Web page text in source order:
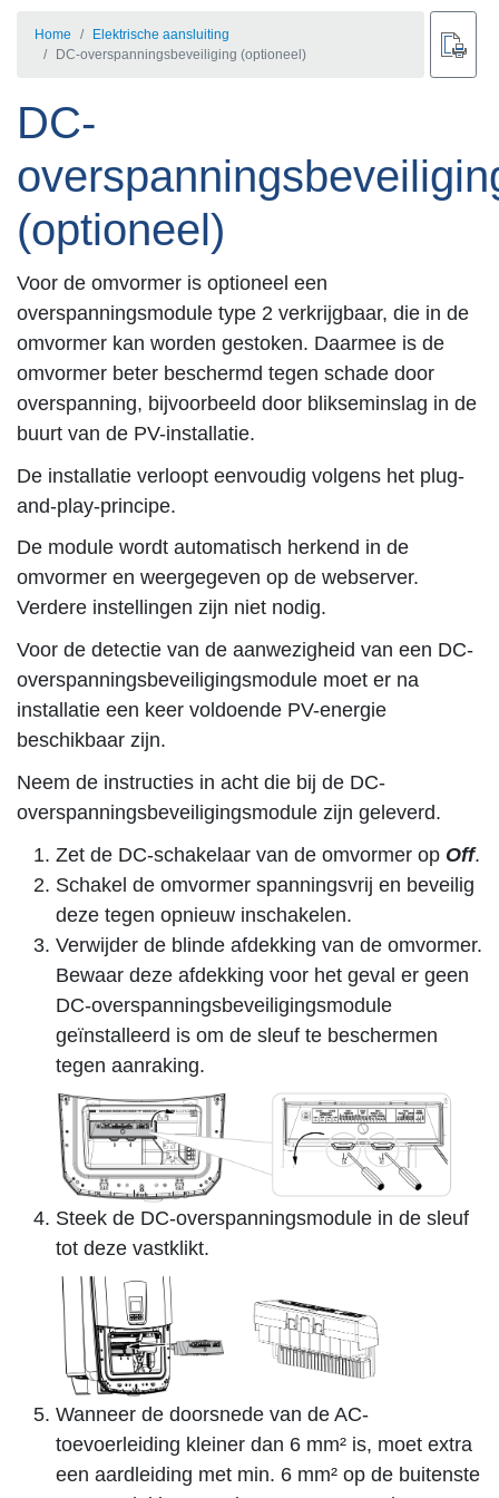
Home
Elektrische aansluiting
DC-overspanningsbeveiliging (optioneel)
DC-
(optioneel)
Voor de omvormer is optioneel een
overspanningsmodule type 2 verkrijgbaar, die in de
omvormer kan worden gestoken. Daarmee is de
omvormer beter beschermd tegen schade door
overspanning, bijvoorbeeld door blikseminslag in de
buurt van de PV-installatie.
De installatie verloopt eenvoudig volgens het plug-
and-play-principe.
De module wordt automatisch herkend in de
omvormer en weergegeven op de webserver.
Verdere instellingen zijn niet nodig.
Voor de detectie van de aanwezigheid van een DC-
overspanningsbeveiligingsmodule moet er na
installatie een keer voldoende PV-energie
beschikbaar zijn.
Neem de instructies in acht die bij de DC-
overspanningsbeveiligingsmodule zijn geleverd.
Zet de DC-schakelaar van de omvormer op Off.
Schakel de omvormer spanningsvrij en beveilig
deze tegen opnieuw inschakelen.
Verwijder de blinde afdekking van de omvormer.
Bewaar deze afdekking voor het geval er geen
DC-overspanningsbeveiligingsmodule
geïnstalleerd is om de sleuf te beschermen
tegen aanraking.
Steek de DC-overspanningsmodule in de sleuf
tot deze vastklikt.
Wanneer de doorsnede van de AC-
toevoerleiding kleiner dan 6 mm² is, moet extra
een aardleiding met min. 6 mm² op de buitenste